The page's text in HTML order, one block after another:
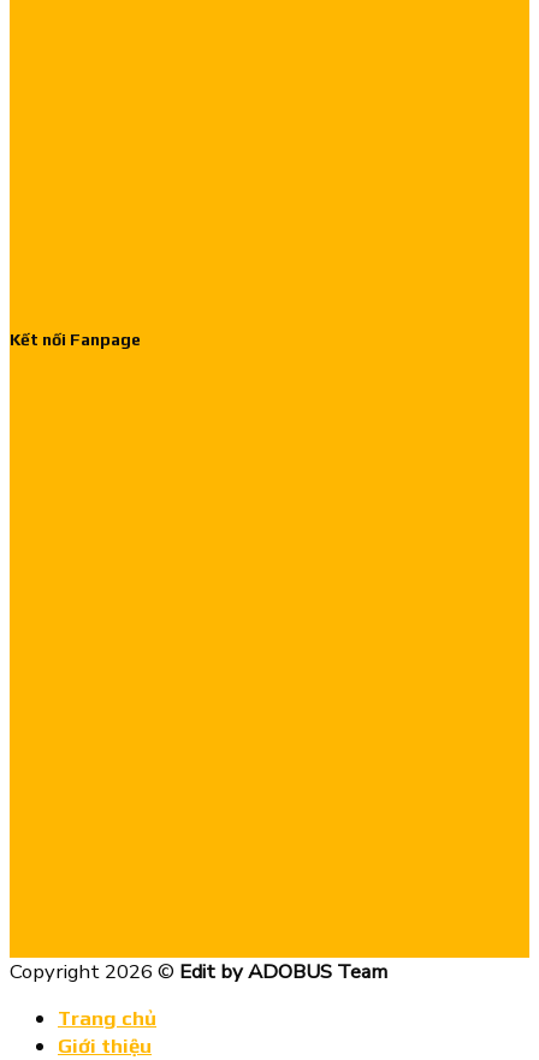
Kết nối Fanpage
Copyright 2026 © Edit by ADOBUS Team
Trang chủ
Giới thiệu